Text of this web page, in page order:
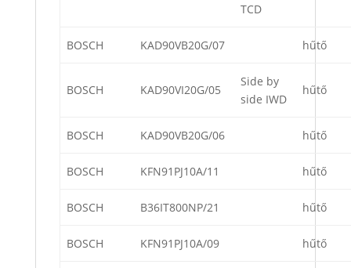
TCD
BOSCH KAD90VB20G/07 hűtő
BOSCH KAD90VI20G/05
Side by
side IWD
hűtő
BOSCH KAD90VB20G/06 hűtő
BOSCH KFN91PJ10A/11 hűtő
BOSCH B36IT800NP/21 hűtő
BOSCH KFN91PJ10A/09 hűtő